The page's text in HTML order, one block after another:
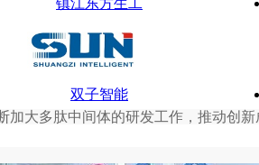
镇江东方生工
双子智能
大多肽中间体的研发工作，推动创新